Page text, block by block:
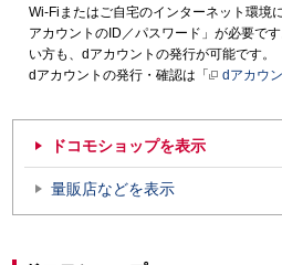
Wi-Fiまたはご自宅のインターネット環境
アカウントのID／パスワード」が必要で
い方も、dアカウントの発行が可能です。
dアカウントの発行・確認は「
dアカウ
ドコモショップを表示
量販店などを表示